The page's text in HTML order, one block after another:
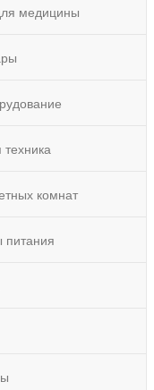
медицины
комнат
питания